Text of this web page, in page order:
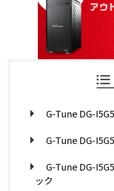
G-Tune DG-
G-Tune DG-
G-Tune DG-
ック